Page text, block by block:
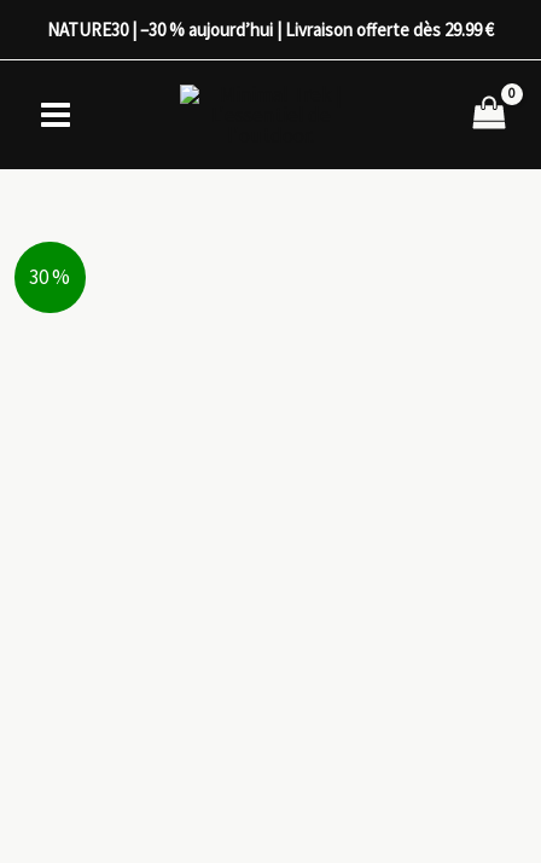
NATURE30 | –30 % aujourd’hui | Livraison offerte dès 29.99 €
30 %